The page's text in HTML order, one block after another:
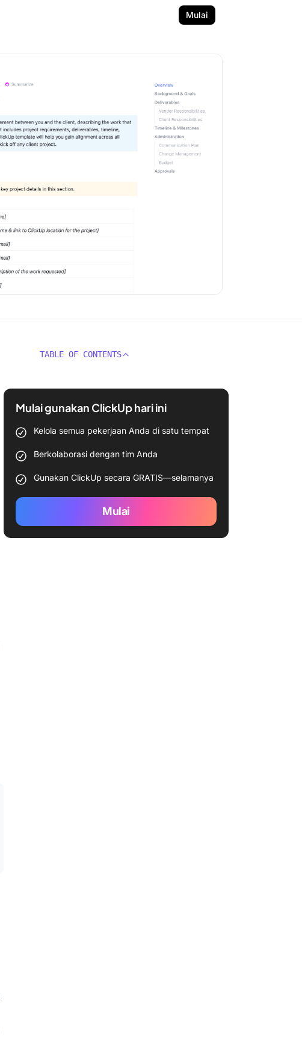
Mulai
TABLE OF CONTENTS
Mulai gunakan ClickUp hari ini
Kelola semua pekerjaan Anda di satu tempat
Berkolaborasi dengan tim Anda
Gunakan ClickUp secara GRATIS—selamanya
Mulai